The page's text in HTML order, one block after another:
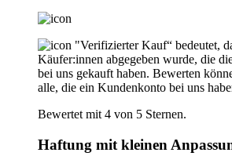
"Verifizierter Kauf“ bedeutet,
Käufer:innen abgegeben wurde, die
bei uns gekauft haben. Bewerten
alle, die ein Kundenkonto bei uns
Bewertet mit 4 von 5 Sternen.
Haftung mit kleinen